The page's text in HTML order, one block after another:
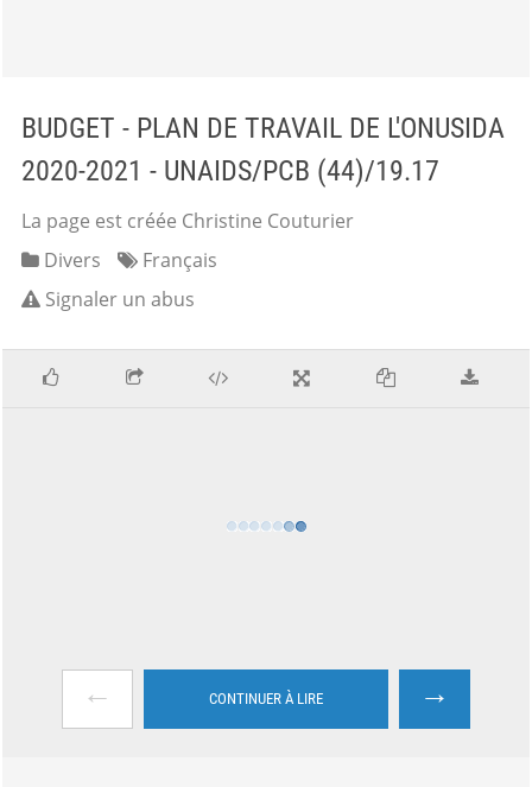
BUDGET - PLAN DE TRAVAIL DE L'ONUSIDA
2020-2021 - UNAIDS/PCB (44)/19.17
La page est créée Christine Couturier
Divers
Français
Signaler un abus
← CONTINUER À LIRE →